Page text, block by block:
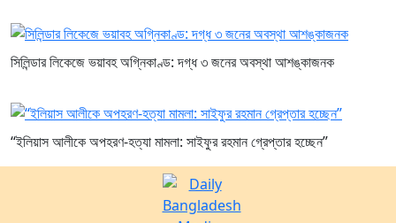
সিলিন্ডার লিকেজে ভয়াবহ অগ্নিকাণ্ড: দগ্ধ ৩ জনের অবস্থা আশঙ্কাজনক
“ইলিয়াস আলীকে অপহরণ-হত্যা মামলা: সাইফুর রহমান গ্রেপ্তার হচ্ছেন”